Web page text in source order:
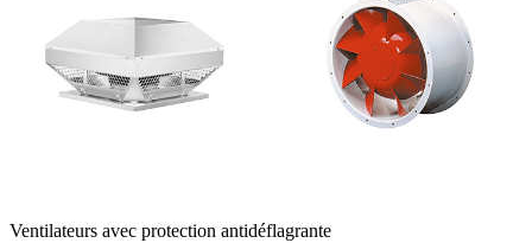
Ventilateurs avec protection antidéflagrante